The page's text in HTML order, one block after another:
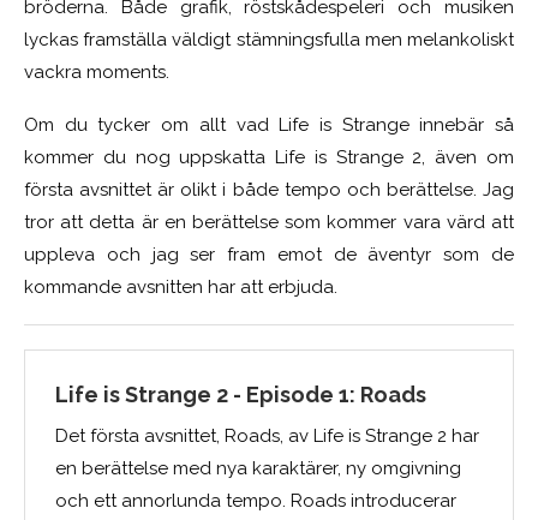
bröderna. Både grafik, röstskådespeleri och musiken
lyckas framställa väldigt stämningsfulla men melankoliskt
vackra moments.
Om du tycker om allt vad Life is Strange innebär så
kommer du nog uppskatta Life is Strange 2, även om
första avsnittet är olikt i både tempo och berättelse. Jag
tror att detta är en berättelse som kommer vara värd att
uppleva och jag ser fram emot de äventyr som de
kommande avsnitten har att erbjuda.
Life is Strange 2 - Episode 1: Roads
Det första avsnittet, Roads, av Life is Strange 2 har
en berättelse med nya karaktärer, ny omgivning
och ett annorlunda tempo. Roads introducerar